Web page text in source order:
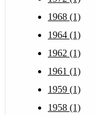
1968 (1)
1964 (1)
1962 (1)
1961 (1)
1959 (1)
1958 (1)